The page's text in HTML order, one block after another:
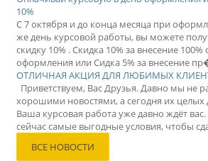
10%
С 7 октября и до конца месяца при
же день курсовой работы, вы можете
скидку 10% . Скидка 10% за внесение
оформления или Сидка 5% за внесение
ОТЛИЧНАЯ АКЦИЯ ДЛЯ ЛЮБИМЫХ
Приветствуем, Вас Друзья. Давно мы не
хорошими новостями, а сегодня их целых
Ваша курсовая работа уже давно ждёт
сейчас самые выгодные условия, чтобы
ВСЕ НОВОСТИ